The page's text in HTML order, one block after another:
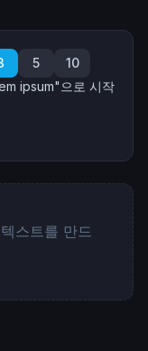
5
10
ipsum"으로 시작
스트를 만드